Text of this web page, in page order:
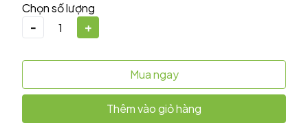
Chọn số lượng
-
+
Mua ngay
Thêm vào giỏ hàng